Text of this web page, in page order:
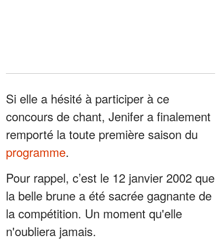
Si elle a hésité à participer à ce
concours de chant, Jenifer a finalement
remporté la toute première saison du
programme.
Pour rappel, c’est le 12 janvier 2002 que
la belle brune a été sacrée gagnante de
la compétition. Un moment qu'elle
n'oubliera jamais.